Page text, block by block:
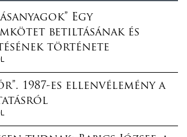
Egy
betiltásának és
története
1987-es ellenvélemény a